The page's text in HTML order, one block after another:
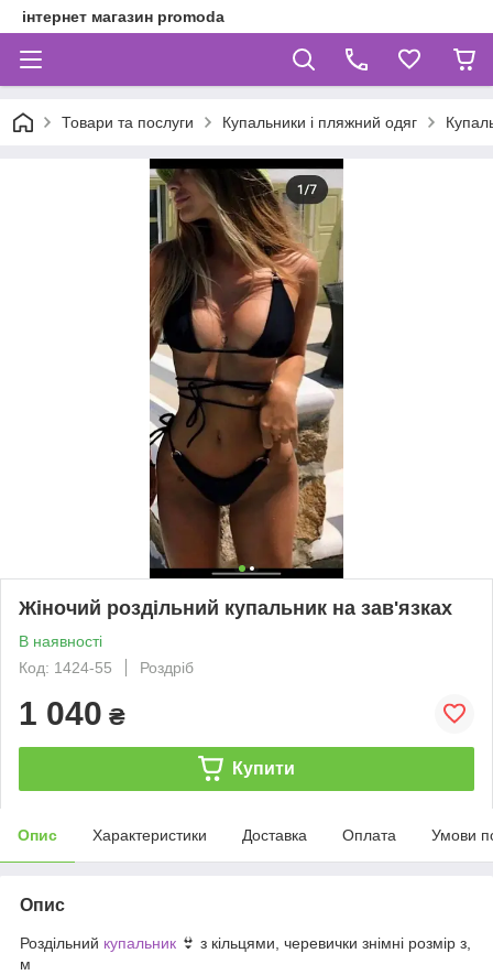
інтернет магазин promoda
Товари та послуги Купальники і пляжний одяг
Жіночий роздільний купальник на зав'язках
В наявності
Код: 1424-55
Роздріб
1 040 ₴
Купити
Опис Характеристики Доставка Оплата Умови
Опис
Роздільний купальник 👙 з кільцями, черевички знімні розмір з,
м